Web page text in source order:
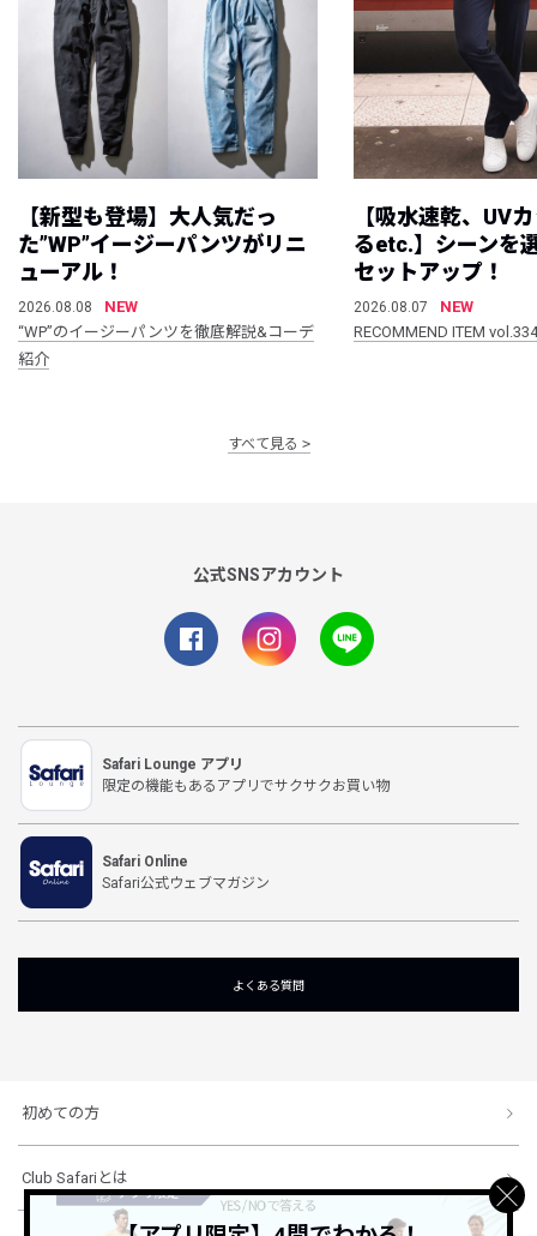
【新型も登場】大人気だっ
た”WP”イージーパンツがリニ
ューアル！
2026.08.08
NEW
“WP”のイージーパンツを徹底解説&コーデ
紹介
【吸水速乾、UV
るetc.】シーンを
セットアップ！
2026.08.07
NEW
RECOMMEND ITEM vol.334
すべて見る
公式SNSアカウント
Safari Lounge アプリ
限定の機能もあるアプリでサクサクお買い物
Safari Online
Safari公式ウェブマガジン
よくある質問
初めての方
Club Safariとは